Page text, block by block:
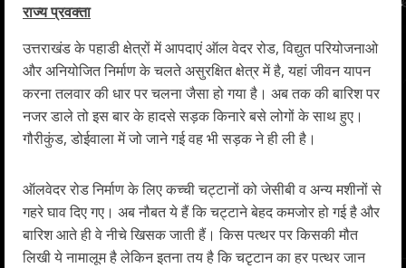
राज्य प्रवक्ता
उत्तराखंड के पहाडी क्षेत्रों में आपदाएं ऑल वेदर रोड, विद्युत परियोजनाओ
और अनियोजित निर्माण के चलते असुरक्षित क्षेत्र में है, यहां जीवन यापन
करना तलवार की धार पर चलना जैसा हो गया है। अब तक की बारिश पर
नजर डाले तो इस बार के हादसे सड़क किनारे बसे लोगों के साथ हुए।
गौरीकुंड, डोईवाला में जो जाने गई वह भी सड़क ने ही ली है।
ऑलवेदर रोड निर्माण के लिए कच्ची चट्टानों को जेसीबी व अन्य मशीनों से
गहरे घाव दिए गए। अब नौबत ये हैं कि चट्टाने बेहद कमजोर हो गई है और
बारिश आते ही वे नीचे खिसक जाती हैं। किस पत्थर पर किसकी मौत
लिखी ये नामालूम है लेकिन इतना तय है कि चटृटान का हर पत्थर जान